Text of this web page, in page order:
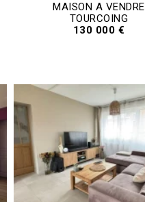
MAISON A VENDRE
TOURCOING
130 000 €